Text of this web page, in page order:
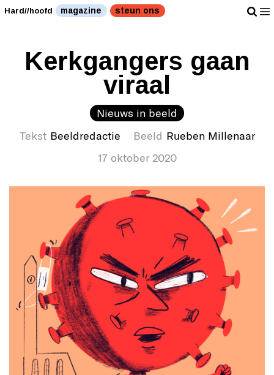
Hard//hoofd magazine steun ons
Kerkgangers gaan
viraal
Nieuws in beeld
Tekst Beeldredactie Beeld Rueben Millenaar
17 oktober 2020